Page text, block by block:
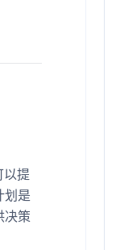
以提
划是
决策